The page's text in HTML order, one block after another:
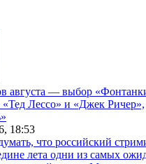
августа — выбор
«Тед Лессо» и «Джек Ричер»,
18:53
что российский
лета одни из самых